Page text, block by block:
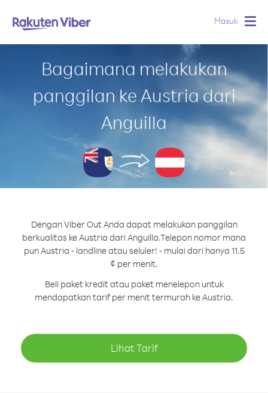
Masuk
Bagaimana melakukan
panggilan ke Austria dari
Anguilla
Dengan Viber Out Anda dapat melakukan panggilan
berkualitas ke Austria dari Anguilla.Telepon nomor mana
pun Austria - landline atau seluler! - mulai dari hanya 11.5
¢ per menit.
Beli paket kredit atau paket menelepon untuk
mendapatkan tarif per menit termurah ke Austria.
Lihat Tarif